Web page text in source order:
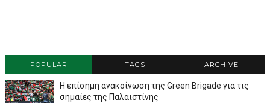
POPULAR TAGS ARCHIVE
Η επίσημη ανακοίνωση της Green Brigade για τις
σημαίες της Παλαιστίνης